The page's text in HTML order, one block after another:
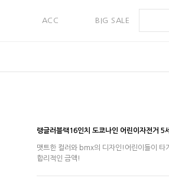
ACC BIG SALE
랭글러블랙16인치 도쿄나인 어린이자전거 5
맷트한 컬러와 bmx의 디자인!어린이들이 타
합리적인 금액!